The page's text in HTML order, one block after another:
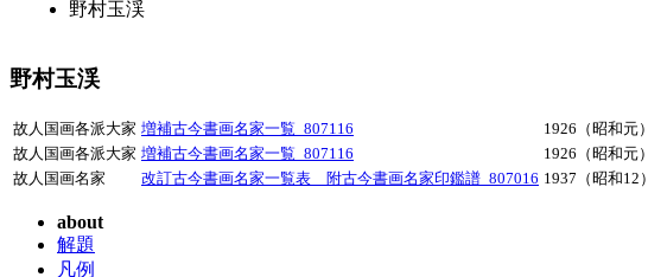
野村玉渓
野村玉渓
故人国画各派大家 増補古今書画名家一覧_807116 1926（昭和元）
故人国画各派大家 増補古今書画名家一覧_807116 1926（昭和元）
故人国画名家
改訂古今書画名家一覧表 附古今書画名家印鑑譜_807016 1937（昭和12）
about
解題
凡例